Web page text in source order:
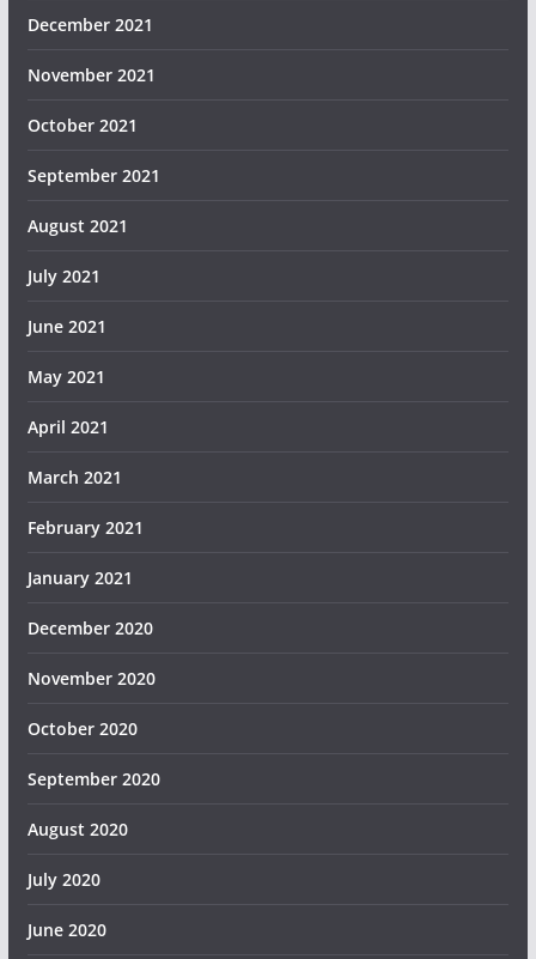
December 2021
November 2021
October 2021
September 2021
August 2021
July 2021
June 2021
May 2021
April 2021
March 2021
February 2021
January 2021
December 2020
November 2020
October 2020
September 2020
August 2020
July 2020
June 2020